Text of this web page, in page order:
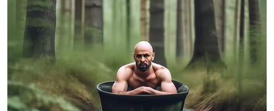
ทำให้เกิดเป็นมะเร็งตับได้ในอนาคต เพื่อป้องกัน หรือลด
ภาวะดังกล่าวขอเสนอ ผลิตภัณฑ์อาหารเสริม
ของ Tvpool นั่นคือ Heokkaetione Complex ที่จะช่วยบำรุง
ฟื้นฟู และลดไขมันพอกตับ รวมทั้งสายปาร์ตี้ จำเป็นต้อง
ดูแลตับ